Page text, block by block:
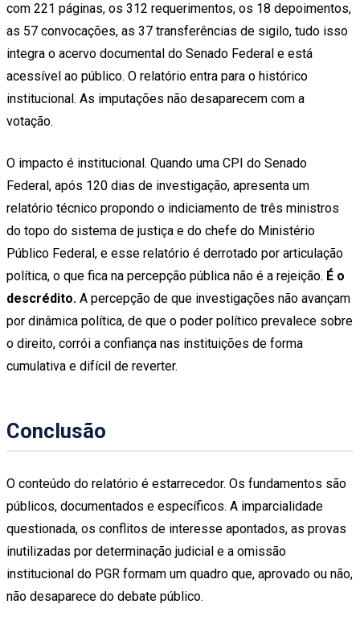
com 221 páginas, os 312 requerimentos, os 18 depoimentos,
as 57 convocações, as 37 transferências de sigilo, tudo isso
integra o acervo documental do Senado Federal e está
acessível ao público. O relatório entra para o histórico
institucional. As imputações não desaparecem com a
votação.
O impacto é institucional. Quando uma CPI do Senado
Federal, após 120 dias de investigação, apresenta um
relatório técnico propondo o indiciamento de três ministros
do topo do sistema de justiça e do chefe do Ministério
Público Federal, e esse relatório é derrotado por articulação
política, o que fica na percepção pública não é a rejeição. É o
descrédito. A percepção de que investigações não avançam
por dinâmica política, de que o poder político prevalece sobre
o direito, corrói a confiança nas instituições de forma
cumulativa e difícil de reverter.
Conclusão
O conteúdo do relatório é estarrecedor. Os fundamentos são
públicos, documentados e específicos. A imparcialidade
questionada, os conflitos de interesse apontados, as provas
inutilizadas por determinação judicial e a omissão
institucional do PGR formam um quadro que, aprovado ou não,
não desaparece do debate público.